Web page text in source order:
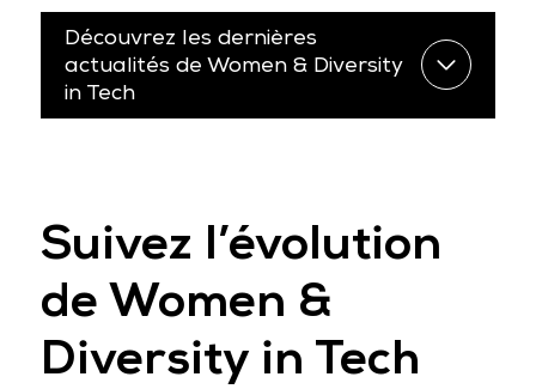
Découvrez les dernières
actualités de Women & Diversity
in Tech
Suivez l’évolution
de Women &
Diversity in Tech